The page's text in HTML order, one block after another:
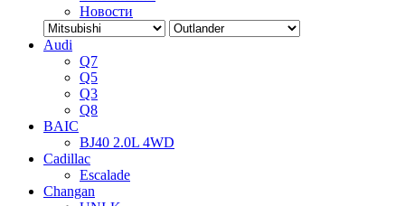
Новости
Audi
Q7
Q5
Q3
Q8
BAIC
BJ40 2.0L 4WD
Cadillac
Escalade
Changan